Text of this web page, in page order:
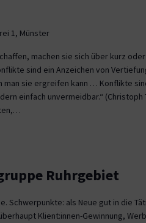
1, Münster
machen sie sich über kurz oder
sind ein Anzeichen von
man sie ergreifen kann … Konflikte
einfach unvermeidbar.“ (Christoph
Ruhrgebiet
Schwerpunkte: als Neue gut in die
Klient:innen-Gewinnung,